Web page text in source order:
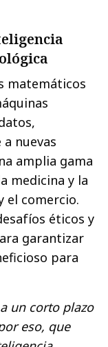
matemáticos
nuevas
amplia gama
medicina y la
el comercio.
éticos y
garantizar
para
un corto plazo
eso, que